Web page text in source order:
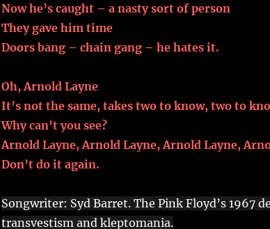
Now he’s caught – a nasty sort of person
They gave him time
Doors bang – chain gang – he hates it.
Oh, Arnold Layne
It’s not the same, takes two to know, two to
Why can’t you see?
Arnold Layne, Arnold Layne, Arnold Layne,
Don’t do it again.
Songwriter: Syd Barret. The Pink Floyd’s
transvestism and kleptomania.